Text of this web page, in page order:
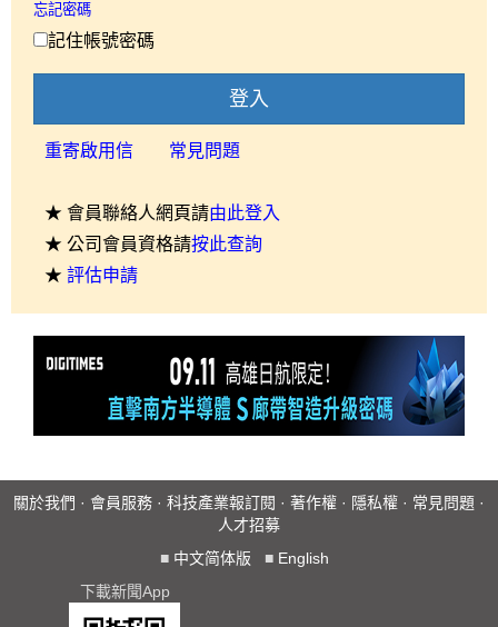
忘記密碼
記住帳號密碼
登入
重寄啟用信 常見問題
★ 會員聯絡人網頁請由此登入
★ 公司會員資格請按此查詢
★ 評估申請
關於我們 · 會員服務 · 科技產業報訂閱 · 著作權 · 隱私權 · 常見問題 ·
人才招募
■ 中文简体版 ■ English
下載新聞App